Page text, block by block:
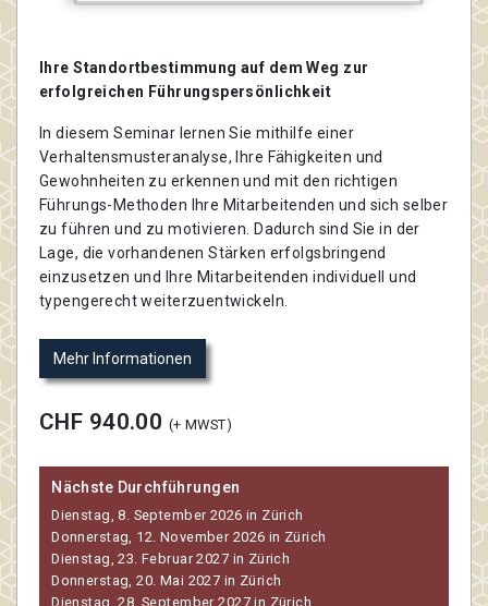
Ihre Standortbestimmung auf dem Weg zur
erfolgreichen Führungspersönlichkeit
In diesem Seminar lernen Sie mithilfe einer
Verhaltensmusteranalyse, Ihre Fähigkeiten und
Gewohnheiten zu erkennen und mit den richtigen
Führungs-Methoden Ihre Mitarbeitenden und sich selber
zu führen und zu motivieren. Dadurch sind Sie in der
Lage, die vorhandenen Stärken erfolgsbringend
einzusetzen und Ihre Mitarbeitenden individuell und
typengerecht weiterzuentwickeln.
Mehr Informationen
CHF 940.00 (+ MWST)
Nächste Durchführungen
Dienstag, 8. September 2026 in Zürich
Donnerstag, 12. November 2026 in Zürich
Dienstag, 23. Februar 2027 in Zürich
Donnerstag, 20. Mai 2027 in Zürich
Dienstag, 28. September 2027 in Zürich